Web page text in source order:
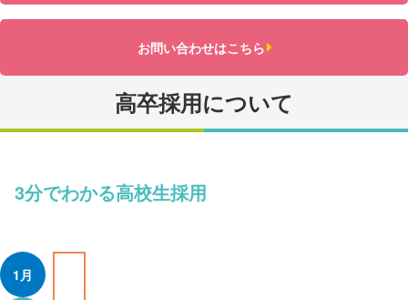
お問い合わせはこちら
高卒採用について
3分でわかる高校生採用
1月